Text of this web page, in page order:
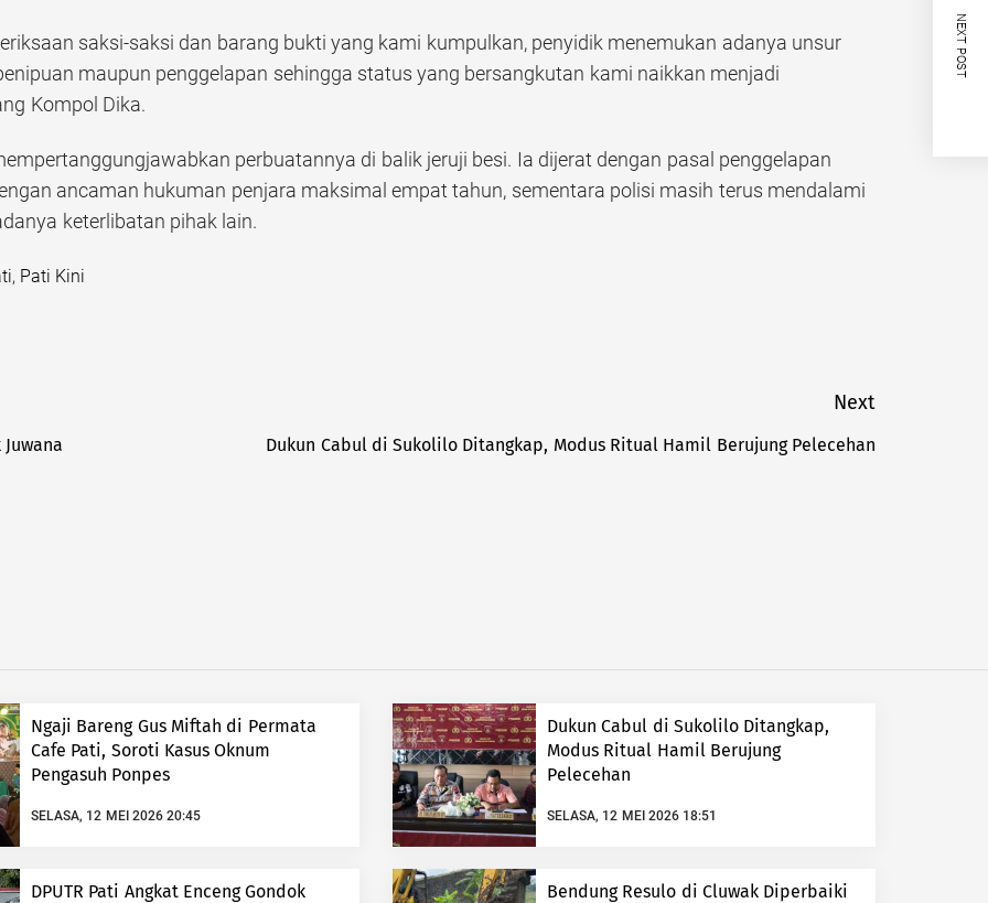
saksi-saksi dan barang bukti yang kami kumpulkan, penyidik menemukan adanya unsur
maupun penggelapan sehingga status yang bersangkutan kami naikkan menjadi
Kompol Dika.
perbuatannya di balik jeruji besi. Ia dijerat dengan pasal penggelapan
ancaman hukuman penjara maksimal empat tahun, sementara polisi masih terus mendalami
keterlibatan pihak lain.
, Pati Kini
Next
Dukun Cabul di Sukolilo Ditangkap, Modus Ritual Hamil Berujung Pelecehan
NEXT POST
Ngaji Bareng Gus Miftah di Permata
Cafe Pati, Soroti Kasus Oknum
Pengasuh Ponpes
SELASA, 12 MEI 2026 20:45
Dukun Cabul di Sukolilo Ditangkap,
Modus Ritual Hamil Berujung
Pelecehan
SELASA, 12 MEI 2026 18:51
DPUTR Pati Angkat Enceng Gondok
Bendung Resulo di Cluwak Diperbaiki